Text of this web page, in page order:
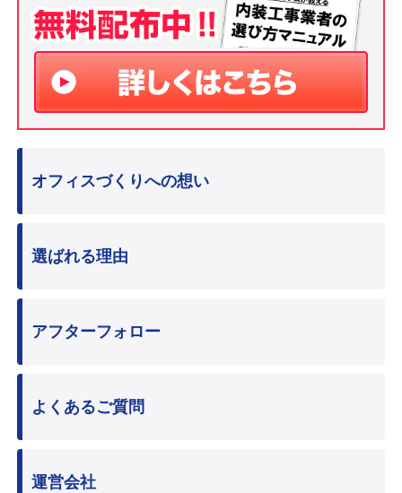
オフィスづくりへの想い
選ばれる理由
アフターフォロー
よくあるご質問
運営会社